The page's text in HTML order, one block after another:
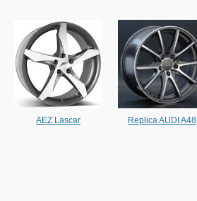
AEZ Lascar Replica AUDI A48